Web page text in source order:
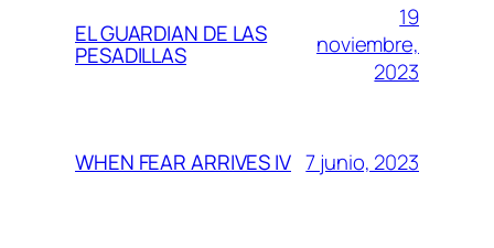
EL GUARDIAN DE LAS
PESADILLAS
19
noviembre,
2023
WHEN FEAR ARRIVES IV 7 junio, 2023